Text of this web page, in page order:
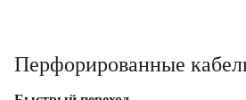
Перфорированные